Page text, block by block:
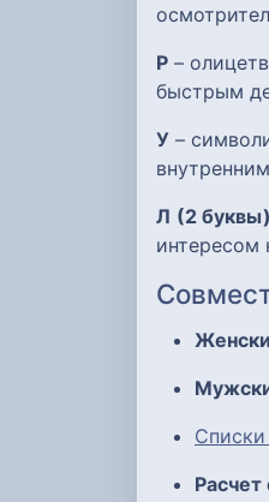
Р –
быстрым
У –
Л (2 буквы)